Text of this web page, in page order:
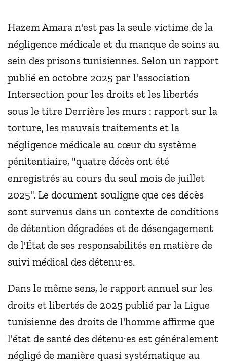
Hazem Amara n'est pas la seule victime de la
négligence médicale et du manque de soins au
sein des prisons tunisiennes. Selon un rapport
publié en octobre 2025 par l'association
Intersection pour les droits et les libertés
sous le titre Derrière les murs : rapport sur la
torture, les mauvais traitements et la
négligence médicale au cœur du système
pénitentiaire, "quatre décès ont été
enregistrés au cours du seul mois de juillet
2025". Le document souligne que ces décès
sont survenus dans un contexte de conditions
de détention dégradées et de désengagement
de l'État de ses responsabilités en matière de
suivi médical des détenu·es.
Dans le même sens, le rapport annuel sur les
droits et libertés de 2025 publié par la Ligue
tunisienne des droits de l'homme affirme que
l'état de santé des détenu·es est généralement
négligé de manière quasi systématique au